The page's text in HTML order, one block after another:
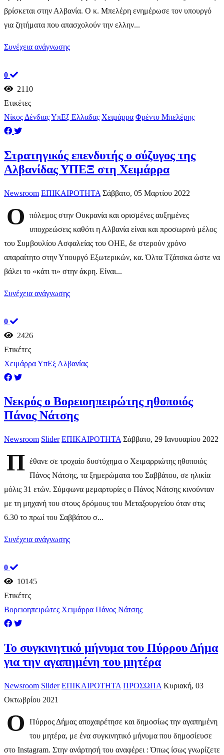
βρίσκεται στην Αλβανία. Ο κ. Μπελέρη ενημέρωσε τον υπουργό
για ζητήματα που απασχολούν την ελλην...
Συνέχεια ανάγνωσης
0
2110
Ετικέτες
Νίκος ΔένδιαςΥπΕξ Ελλαδας Χειμάρρα Φρέντυ Μπελέρης
Στρατηγικός επενδυτής ο σύζυγος της
Αλβανίδας ΥΠΕΞ στη Χειμάρρα
Newsroom ΕΠΙΚΑΙΡΟΤΗΤΑ Σάββατο, 05 Μαρτίου 2022
Ο
πόλεμος στην Ουκρανία και ορισμένες αυξημένες
υποχρεώσεις καθότι η Αλβανία είναι και προσωρινό μέλος
του Συμβουλίου Ασφαλείας του ΟΗΕ, δε στερούν χρόνο
απαραίτητο στην Υπουργό Εξωτερικών, κα. Όλτα Τζάτσκα ώστε να
βάλει το «κάτι τι» στην άκρη. Είναι...
Συνέχεια ανάγνωσης
0
2426
Ετικέτες
ΧειμάρραΥπΕξ Αλβανίας
Νεκρός ο Βορειοηπειρώτης ηθοποιός
Πάνος Νάτσης
Newsroom Slider ΕΠΙΚΑΙΡΟΤΗΤΑ Σάββατο, 29 Ιανουαρίου 2022
Π έθανε σε τροχαίο δυστύχημα ο Χειμαρριώτης ηθοποιός
Πάνος Νάτσης, τα ξημερώματα του Σαββάτου, σε ηλικία
μόλις 31 ετών. Σύμφωνα μεμαρτυρίες ο Πάνος Νάτσης κινούνταν
με τη μηχανή του στους δρόμους του Μεταξουργείου όταν στις
6.30 το πρωί του Σαββάτου σ...
Συνέχεια ανάγνωσης
0
10145
Ετικέτες
Βορειοηπειρώτες Χειμάρρα Πάνος Νάτσης
Το συγκινητικό μήνυμα του Πύρρου Δήμα
για την αγαπημένη του μητέρα
Newsroom Slider ΕΠΙΚΑΙΡΟΤΗΤΑ ΠΡΟΣΩΠΑ Κυριακή, 03
Οκτωβρίου 2021
Ο
Πύρρος Δήμας αποχαιρέτησε και δημοσίως την αγαπημένη
του μητέρα, με ένα συγκινητικό μήνυμα που δημοσίευσε
στο Instagram. Στην ανάρτησή του αναφέρει : Όπως ίσως γνωρίζετε